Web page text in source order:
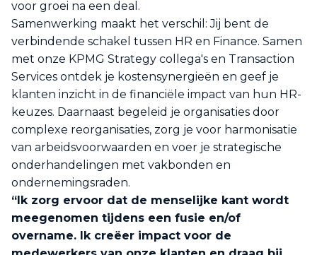
voor groei na een deal.
Samenwerking maakt het verschil: Jij bent de
verbindende schakel tussen HR en Finance. Samen
met onze KPMG Strategy collega's en Transaction
Services ontdek je kostensynergieën en geef je
klanten inzicht in de financiële impact van hun HR-
keuzes. Daarnaast begeleid je organisaties door
complexe reorganisaties, zorg je voor harmonisatie
van arbeidsvoorwaarden en voer je strategische
onderhandelingen met vakbonden en
ondernemingsraden.
“Ik zorg ervoor dat de menselijke kant wordt
meegenomen tijdens een fusie en/of
overname. Ik creëer impact voor de